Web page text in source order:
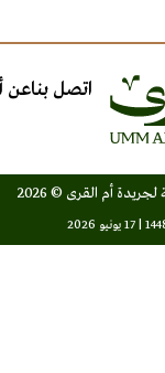
اتصل بناعن
أم القرى © 2026